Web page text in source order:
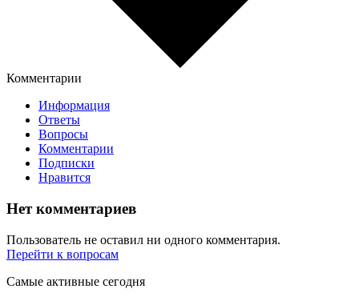
Комментарии
Информация
Ответы
Вопросы
Комментарии
Подписки
Нравится
Нет комментариев
Пользователь не оставил ни одного комментария.
Перейти к вопросам
Самые активные сегодня